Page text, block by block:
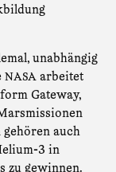
unabhängig
NASAarbeitet
Gateway,
auch
3 in
zu gewinnen.